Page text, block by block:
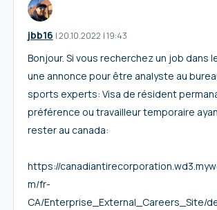
jbb16 I20.10.2022 |19:43
Bonjour. Si vous recherchez un job dans
une annonce pour être analyste au
sports experts: Visa de résident
préférence ou travailleur temporaire
rester au canada:
https://
m/fr-
CA/Enterprise_External_Careers_Site/